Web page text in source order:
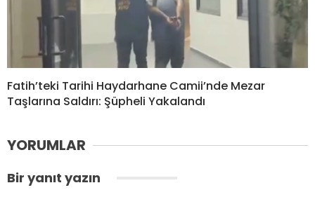
Fatih’teki Tarihi Haydarhane Camii’nde Mezar
Taşlarına Saldırı: Şüpheli Yakalandı
YORUMLAR
Bir yanıt yazın